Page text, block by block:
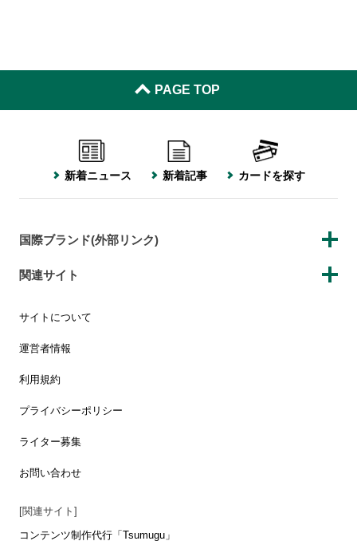
PAGE TOP
新着ニュース 新着記事 カードを探す
国際ブランド(外部リンク)
関連サイト
サイトについて
運営者情報
利用規約
プライバシーポリシー
ライター募集
お問い合わせ
[関連サイト]
コンテンツ制作代行「Tsumugu」